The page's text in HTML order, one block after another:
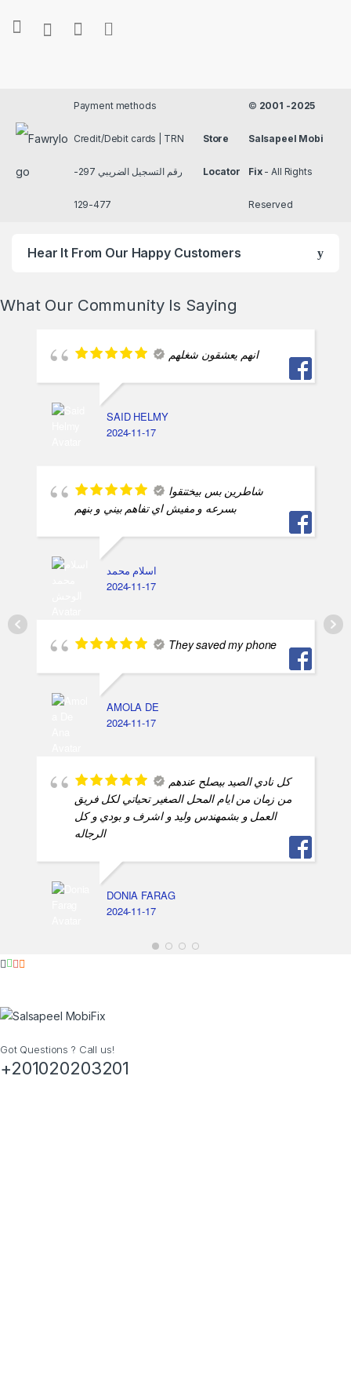
Payment methods
Credit/Debit cards | TRN
رقم التسجيل الضريبي 297-
477-129
Store
Locator
© 2001 -2025
Salsapeel Mobi
Fix- All Rights
Reserved
Hear It From Our Happy Customers
What Our Community Is Saying
انهم يعشقون شغلهم
SAID HELMY
2024-11-17
شاطرين بس بيختنقوا
بسرعه و مفيش اي تفاهم بيني و بنهم
اسلام محمد
2024-11-17
They saved my phone
AMOLA DE
2024-11-17
كل نادي الصيد بيصلح عندهم
من زمان من ايام المحل الصغير تحياتي لكل فريق
العمل و بشمهندس وليد و اشرف و بودي و كل
الرجاله
DONIA FARAG
2024-11-17
Got Questions ? Call us!
+201020203201